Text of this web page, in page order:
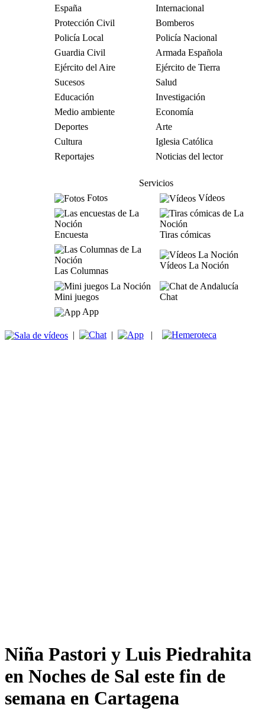
España
Internacional
Protección Civil
Bomberos
Policía Local
Policía Nacional
Guardia Civil
Armada Española
Ejército del Aire
Ejército de Tierra
Sucesos
Salud
Educación
Investigación
Medio ambiente
Economía
Deportes
Arte
Cultura
Iglesia Católica
Reportajes
Noticias del lector
Servicios
Fotos
Vídeos
Encuesta Tiras cómicas
Las Columnas
Vídeos La Noción
Mini juegos
Chat
App
| | |
Niña Pastori y Luis Piedrahita
en Noches de Sal este fin de
semana en Cartagena